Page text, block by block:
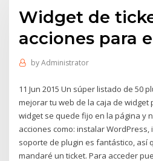
Widget de
acciones para
byAdministrator
11 Jun 2015 Un súper listado de 50
mejorar tu web de la caja de widget
widget se quede fijo en la página y
acciones como: instalar WordPress,
soporte de plugin es fantástico, así
mandaré un ticket. Para acceder